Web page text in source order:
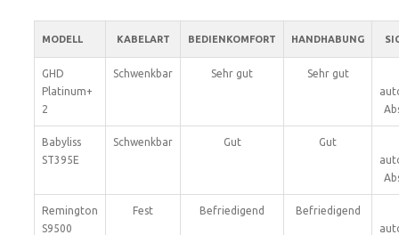
MODELL KABELART BEDIENKOMFORT HANDHABUNG
GHD
Platinum+
2
Schwenkbar Sehr gut
Sehr gut
Babyliss
ST395E
Schwenkbar Gut
Gut
Remington
S9500
Fest Befriedigend
Befriedigend